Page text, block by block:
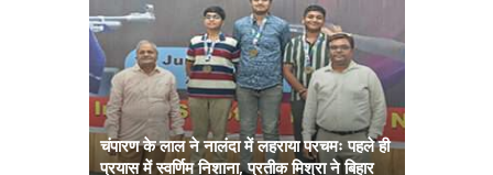
चंपारण के लाल ने नालंदा में लहराया परचमः पहले ही
प्रयास में स्वर्णिम निशाना, प्रतीक मिश्रा ने बिहार